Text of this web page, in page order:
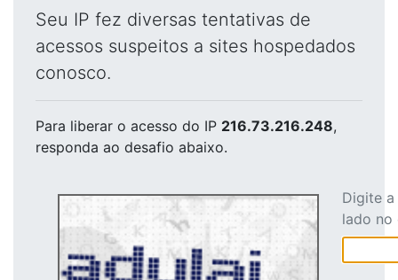
Seu IP fez diversas tentativas de
acessos suspeitos a sites hospedados
conosco.
Para liberar o acesso do IP 216.73.216.248,
responda ao desafio abaixo.
Digite
lado no